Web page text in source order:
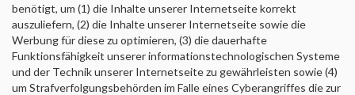
benötigt, um (1) die Inhalte unserer Internetseite korrekt
auszuliefern, (2) die Inhalte unserer Internetseite sowie die
Werbung für diese zu optimieren, (3) die dauerhafte
Funktionsfähigkeit unserer informationstechnologischen Systeme
und der Technik unserer Internetseite zu gewährleisten sowie (4)
um Strafverfolgungsbehörden im Falle eines Cyberangriffes die zur